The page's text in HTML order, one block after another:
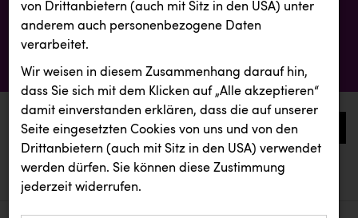
0
aktuelle aussendungen
aktuelle aussendungen
von Drittanbietern (auch mit Sitz in den USA) unter
anderem auch personenbezogene Daten
verarbeitet.
Wir weisen in diesem Zusammenhang darauf hin,
dass Sie sich mit dem Klicken auf „Alle akzeptieren“
damit ein­ver­standen erklären, dass die auf unserer
Seite eingesetzten Cookies von uns und von den
Drittanbietern (auch mit Sitz in den USA) verwendet
werden dürfen. Sie können diese Zustimmung
jederzeit widerrufen.